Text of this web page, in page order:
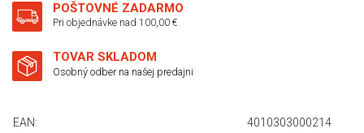
POŠTOVNÉ ZADARMO
Pri objednávke nad 100,00 €
TOVAR SKLADOM
Osobný odber na našej predajni
EAN:
4010303000214